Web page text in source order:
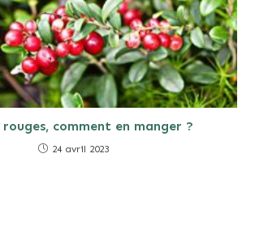
comment en manger ?
24 avril 2023